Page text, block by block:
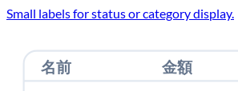
Small labels for status or category display.
名前 金額